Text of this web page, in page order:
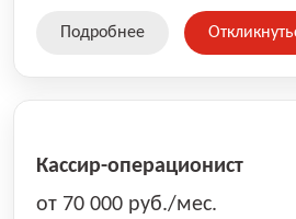
Подробнее
Кассир-операционист
от 70 000 руб./мес.